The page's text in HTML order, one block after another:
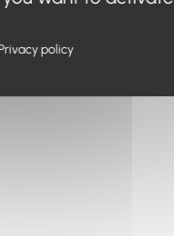
policy